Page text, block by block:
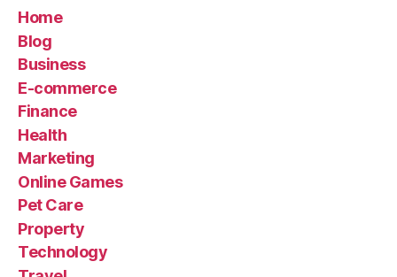
Home
Blog
Business
E-commerce
Finance
Health
Marketing
Online Games
Pet Care
Property
Technology